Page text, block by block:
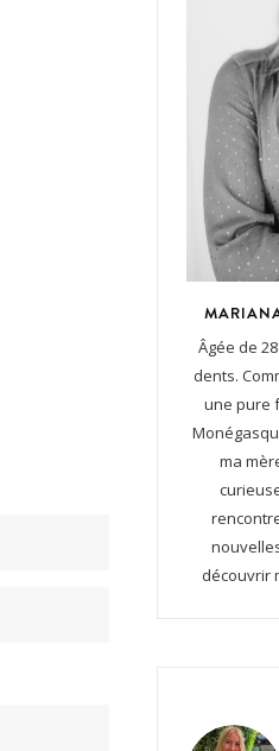
Âgée de
dents.
une pure
ma
découvrir